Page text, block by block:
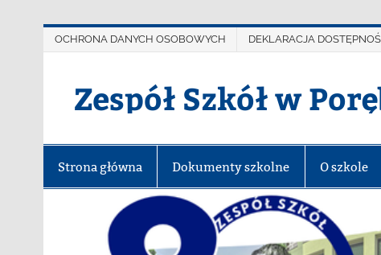
OCHRONA DANYCH OSOBOWYCH DEKLARACJA
Zespół Szkół w
Strona główna Dokumenty szkolne O szkole